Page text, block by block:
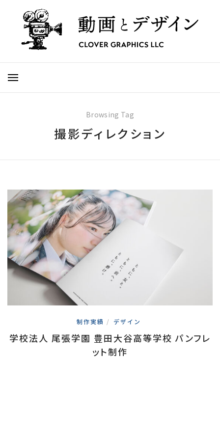
Browsing Tag
撮影ディレクション
制作実績 / デザイン
学校法人 尾張学園 豊田大谷高等学校 パンフレ
ット制作